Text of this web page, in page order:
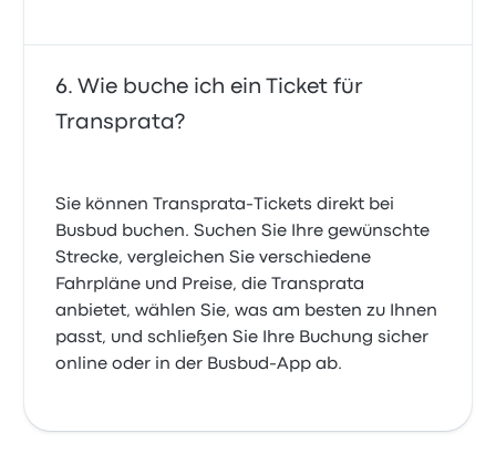
Wie buche ich ein Ticket für
Transprata?
Sie können Transprata-Tickets direkt bei
Busbud buchen. Suchen Sie Ihre gewünschte
Strecke, vergleichen Sie verschiedene
Fahrpläne und Preise, die Transprata
anbietet, wählen Sie, was am besten zu Ihnen
passt, und schließen Sie Ihre Buchung sicher
online oder in der Busbud-App ab.